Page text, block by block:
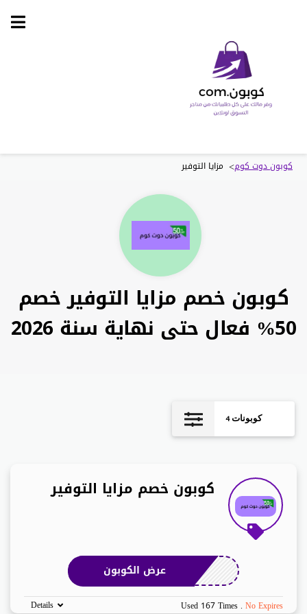
Skip
كوبون دوت كوم> مزايا التوفير
كوبون خصم مزايا التوفير خصم
50% فعال حتى نهاية سنة 2026
كوبونات4
كوبون خصم مزايا التوفير
عرض الكوبون
Used 167 Times . No Expires
Details